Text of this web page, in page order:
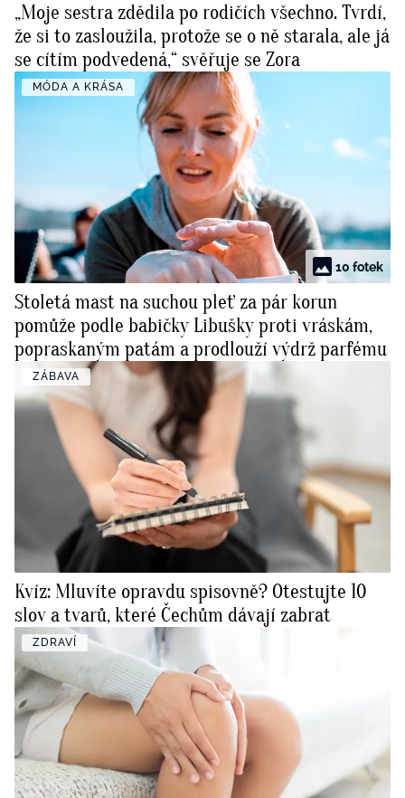
„Moje sestra zdědila po rodičích všechno. Tvrdí,
že si to zasloužila, protože se o ně starala, ale já
se cítím podvedená,“ svěřuje se Zora
MÓDA A KRÁSA
10 fotek
Stoletá mast na suchou pleť za pár korun
pomůže podle babičky Libušky proti vráskám,
popraskaným patám a prodlouží výdrž parfému
ZÁBAVA
Kvíz: Mluvíte opravdu spisovně? Otestujte 10
slov a tvarů, které Čechům dávají zabrat
ZDRAVÍ